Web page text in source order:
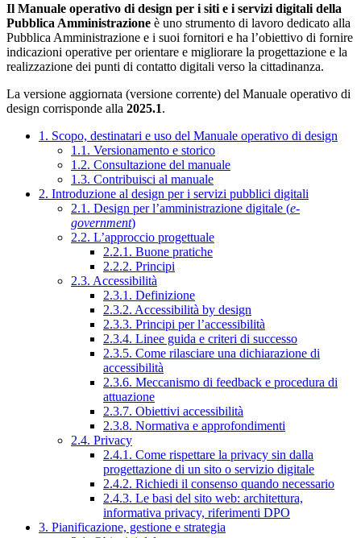
Il Manuale operativo di design per i siti e i servizi digitali della
Pubblica Amministrazione è uno strumento di lavoro dedicato alla
Pubblica Amministrazione e i suoi fornitori e ha l’obiettivo di fornire
indicazioni operative per orientare e migliorare la progettazione e la
realizzazione dei punti di contatto digitali verso la cittadinanza.
La versione aggiornata (versione corrente) del Manuale operativo di
design corrisponde alla 2025.1.
1. Scopo, destinatari e uso del Manuale operativo di design
1.1. Versionamento e storico
1.2. Consultazione del manuale
1.3. Contribuisci al manuale
2. Introduzione al design per i servizi pubblici digitali
2.1. Design per l’amministrazione digitale (e-
government)
2.2. L’approccio progettuale
2.2.1. Buone pratiche
2.2.2. Principi
2.3. Accessibilità
2.3.1. Definizione
2.3.2. Accessibilità by design
2.3.3. Principi per l’accessibilità
2.3.4. Linee guida e criteri di successo
2.3.5. Come rilasciare una dichiarazione di
accessibilità
2.3.6. Meccanismo di feedback e procedura di
attuazione
2.3.7. Obiettivi accessibilità
2.3.8. Normativa e approfondimenti
2.4. Privacy
2.4.1. Come rispettare la privacy sin dalla
progettazione di un sito o servizio digitale
2.4.2. Richiedi il consenso quando necessario
2.4.3. Le basi del sito web: architettura,
informativa privacy, riferimenti DPO
3. Pianificazione, gestione e strategia